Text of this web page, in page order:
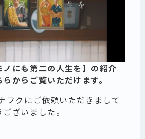
ノにも第二の人生を】の紹介
からご覧いただけます。
フクにご依頼いただきまして
ざいました。